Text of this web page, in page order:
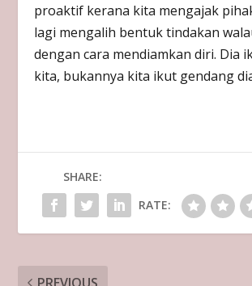
proaktif kerana kita mengajak
lagi mengalih bentuk tindakan
dengan cara mendiamkan diri. Dia
kita, bukannya kita ikut gendang
SHARE:
RATE: